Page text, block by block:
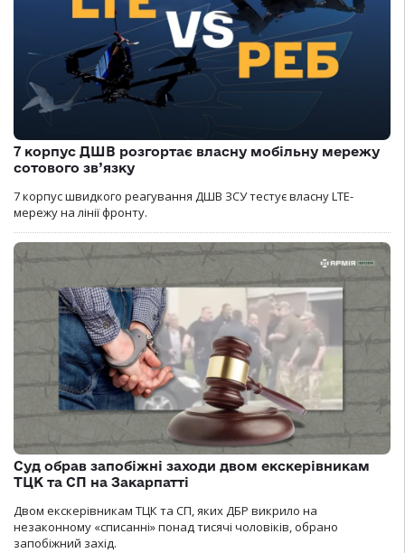
7 корпус ДШВ розгортає власну мобільну мережу
сотового зв’язку
7 корпус швидкого реагування ДШВ ЗСУ тестує власну LTE-
мережу на лінії фронту.
Суд обрав запобіжні заходи двом екскерівникам
ТЦК та СП на Закарпатті
Двом екскерівникам ТЦК та СП, яких ДБР викрило на
незаконному «списанні» понад тисячі чоловіків, обрано
запобіжний захід.